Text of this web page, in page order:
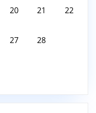
20 21 22
27 28